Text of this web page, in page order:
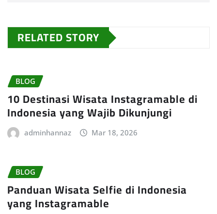
RELATED STORY
BLOG
10 Destinasi Wisata Instagramable di
Indonesia yang Wajib Dikunjungi
adminhannaz Mar 18, 2026
BLOG
Panduan Wisata Selfie di Indonesia
yang Instagramable